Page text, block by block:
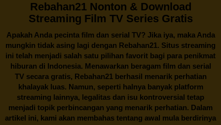
Rebahan21 Nonton & Download
Streaming Film TV Series Gratis
Apakah Anda pecinta film dan serial TV? Jika iya, maka Anda
mungkin tidak asing lagi dengan Rebahan21. Situs streaming
ini telah menjadi salah satu pilihan favorit bagi para penikmat
hiburan di Indonesia. Menawarkan beragam film dan serial
TV secara gratis, Rebahan21berhasil menarik perhatian
khalayak luas. Namun, seperti halnya banyak platform
streaming lainnya, legalitas dan isu kontroversial tetap
menjadi topik perbincangan yang menarik perhatian. Dalam
artikel ini, kami akan membahas tentang awal mula berdirinya